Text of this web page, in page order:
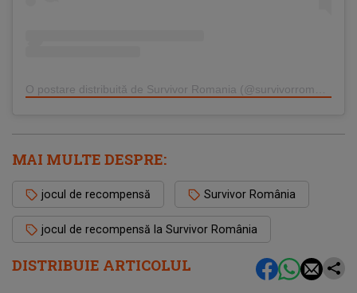
DISTRIBUIE ARTICOLUL
MAI MULTE DESPRE:
jocul de recompensă Survivor România
jocul de recompensă la Survivor România